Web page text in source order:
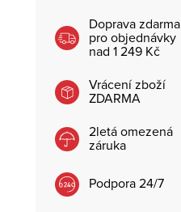
Doprava zdarma
pro objednávky
nad 1 249 Kč
Vrácení zboží
ZDARMA
2letá omezená
záruka
Podpora 24/7